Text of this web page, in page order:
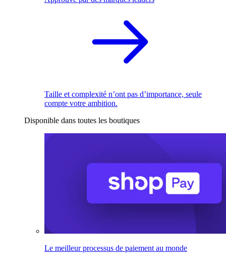
Taille et complexité n’ont pas d’importance, seule
compte votre ambition.
Disponible dans toutes les boutiques
Le meilleur processus de paiement au monde